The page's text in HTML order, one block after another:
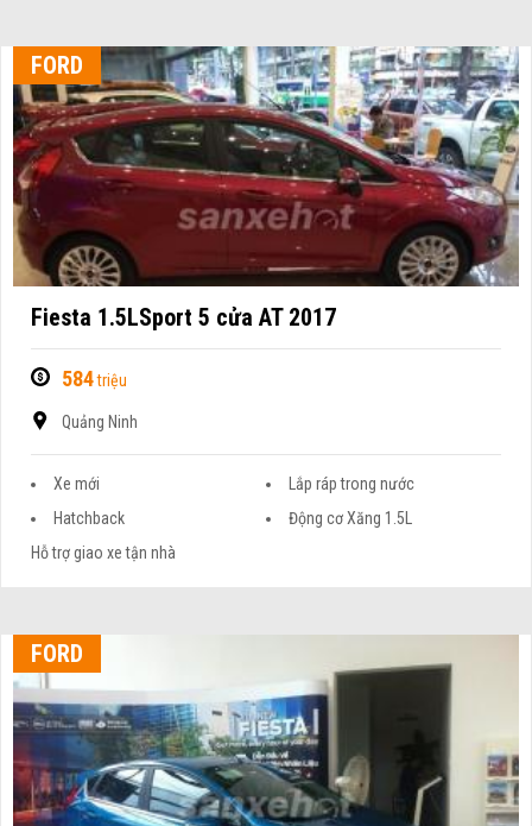
FORD
Fiesta 1.5LSport 5 cửa AT 2017
584triệu
Quảng Ninh
Xe mới
Lắp ráp trong nước
Hatchback
Động cơ Xăng 1.5L
Hỗ trợ giao xe tận nhà
FORD